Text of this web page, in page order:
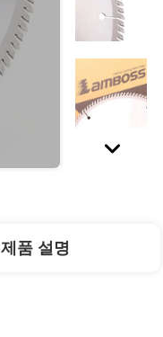
제품 설명